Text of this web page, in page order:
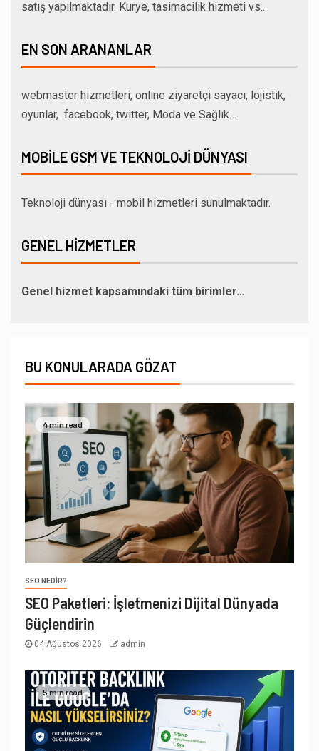
satış yapılmaktadır. Kurye, tasimacilik hizmeti vs..
EN SON ARANANLAR
webmaster hizmetleri, online ziyaretçi sayacı, lojistik,
oyunlar, facebook, twitter, Moda ve Sağlık…
MOBILE GSM VE TEKNOLOJI DÜNYASI
Teknoloji dünyası - mobil hizmetleri sunulmaktadır.
GENEL HIZMETLER
Genel hizmet kapsamındaki tüm birimler…
BU KONULARADA GÖZAT
4 min read
SEO NEDIR?
SEO Paketleri: İşletmenizi Dijital Dünyada
Güçlendirin
04 Ağustos 2026 admin
5 min read